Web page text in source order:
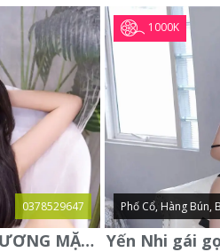
0378529647
MẪN NHI - SOME - GƯƠNG MẶT XINH XẮN -CỰC CHIỀU KHÁCH
1000K
Phố Cổ, Hàng Bún,